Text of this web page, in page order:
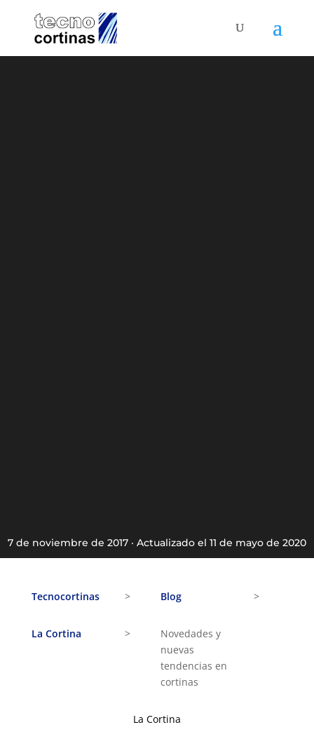
7 de noviembre de 2017 · Actualizado el 11 de mayo de 2020
Tecnocortinas > Blog >
La Cortina >
Novedades y
nuevas
tendencias en
cortinas
La Cortina